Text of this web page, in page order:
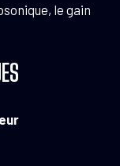
le gain